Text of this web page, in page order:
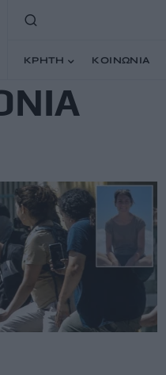
ΚΡΗΤΗ ΚΟΙΝΩΝΙΑ